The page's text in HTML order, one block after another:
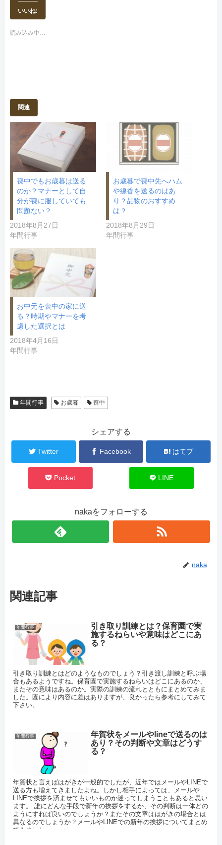
T
w
i
t
e
ィ
ン
ド
ウ
で
き
ま
)
(
い
ン
ド
ウ
で
開
き
ま
す
)
いいね:
読み込み中…
関連
喪中でもお歳暮は送る
のか？マナーとして自
分が喪に服していても
問題ない？
2018年8月27日
年間行事
お歳暮で喪中先へハム
や線香を送るのはあ
り？品物のおすすめ
は？
2018年8月29日
年間行事
お中元を喪中の家に送
る？時期やマナーを考
慮した選択とは
2018年4月16日
年間行事
年間行事 お歳暮 喪中
シェアする
Twitter Facebook はてブ
Pocket LINE
nakaをフォローする
naka
関連記事
年間行事
引き取り訓練とは？保育園で実
施するねらいや意味はどこにあ
る？
引き取り訓練とはどのようなものでしょう？引き渡し訓練と呼ぶ場
合もあるようですね。保育園で実施するねらいはどこにあるのか、
またその意味はあるのか。実際の訓練の流れとともにまとめてみま
した。園により内容に差はありますが、良かったら参考にしてみて
下さい。
年間行事
年賀状をメールやlineで送るのは
あり？その判断や文章はどうす
る？
年賀状と言えばはがきが一般的でしたが、近年ではメールやLINEで
送る方も増えてきましたよね。しかし相手によっては、メールや
LINEで挨拶を済ませてもいいものか迷ってしまうこともあると思い
ます。 誰にどんな手段で新年の挨拶をするか、その判断は一体どの
ようにすれば良いのでしょうか？またその文章ははがきの場合とは
異なるのでしょうか？メールやLINEでの新年の挨拶についてまとめ
てみました。